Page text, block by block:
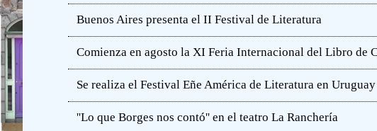
Buenos Aires presenta el II Festival de Literatura
Comienza en agosto la XI Feria Internacional del Libro de
Se realiza el Festival Eñe América de Literatura en Uruguay
''Lo que Borges nos contó'' en el teatro La Ranchería